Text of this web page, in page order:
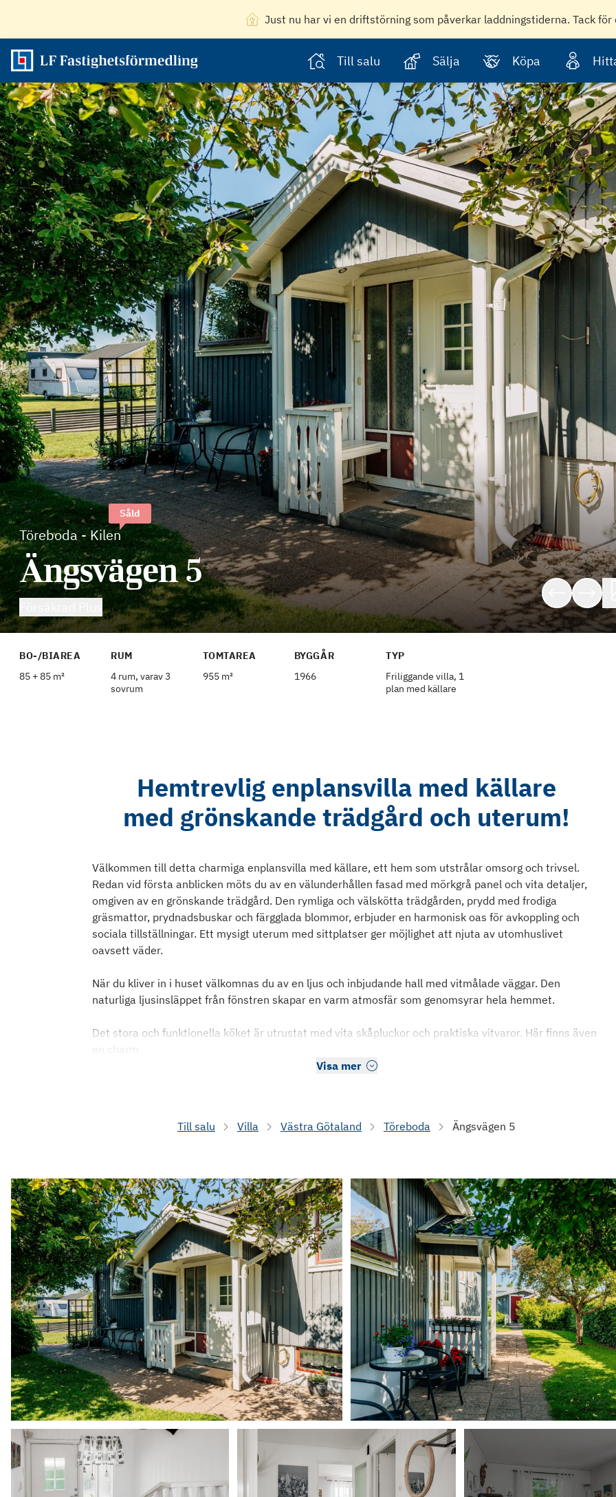
Just nu har vi en driftstörning som påverkar laddningstiderna. Tack
Till salu Sälja Köpa
Töreboda-Kilen
Såld
Ängsvägen 5
BO-/BIAREA
85 + 85 m²
RUM
4 rum, varav 3
sovrum
TOMTAREA
955 m²
BYGGÅR
1966
TYP
Friliggande villa, 1
plan med källare
Hemtrevlig enplansvilla med källare
med grönskande trädgård och uterum!
Välkommen till detta charmiga enplansvilla med källare, ett hem som utstrålar omsorg och trivsel.
Redan vid första anblicken möts du av en välunderhållen fasad med mörkgrå panel och vita detaljer,
omgiven av en grönskande trädgård. Den rymliga och välskötta trädgården, prydd med frodiga
gräsmattor, prydnadsbuskar och färgglada blommor, erbjuder en harmonisk oas för avkoppling och
sociala tillställningar. Ett mysigt uterum med sittplatser ger möjlighet att njuta av utomhuslivet
oavsett väder.
När du kliver in i huset välkomnas du av en ljus och inbjudande hall med vitmålade väggar. Den
naturliga ljusinsläppet från fönstren skapar en varm atmosfär som genomsyrar hela hemmet.
Det stora och funktionella köket är utrustat med vita skåpluckor och praktiska vitvaror. Här finns även
Visa mer
Till salu Villa Västra Götaland Töreboda Ängsvägen 5